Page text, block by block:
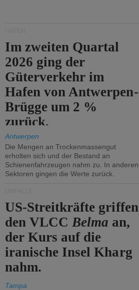
Im zweiten Quartal
2026 ging der
Güterverkehr im
Hafen von Antwerpen-
Brügge um 2 %
zurück.
Antwerpen
Die Mengen an Trockenmassengut
erholten sich und der Bestand an
Schienenfahrzeugen nahm zu. In anderen
Sektoren gingen die Werte zurück.
US-Streitkräfte griffen
den VLCCBelma an,
der Kurs auf die
iranische Insel Kharg
nahm.
Tampa